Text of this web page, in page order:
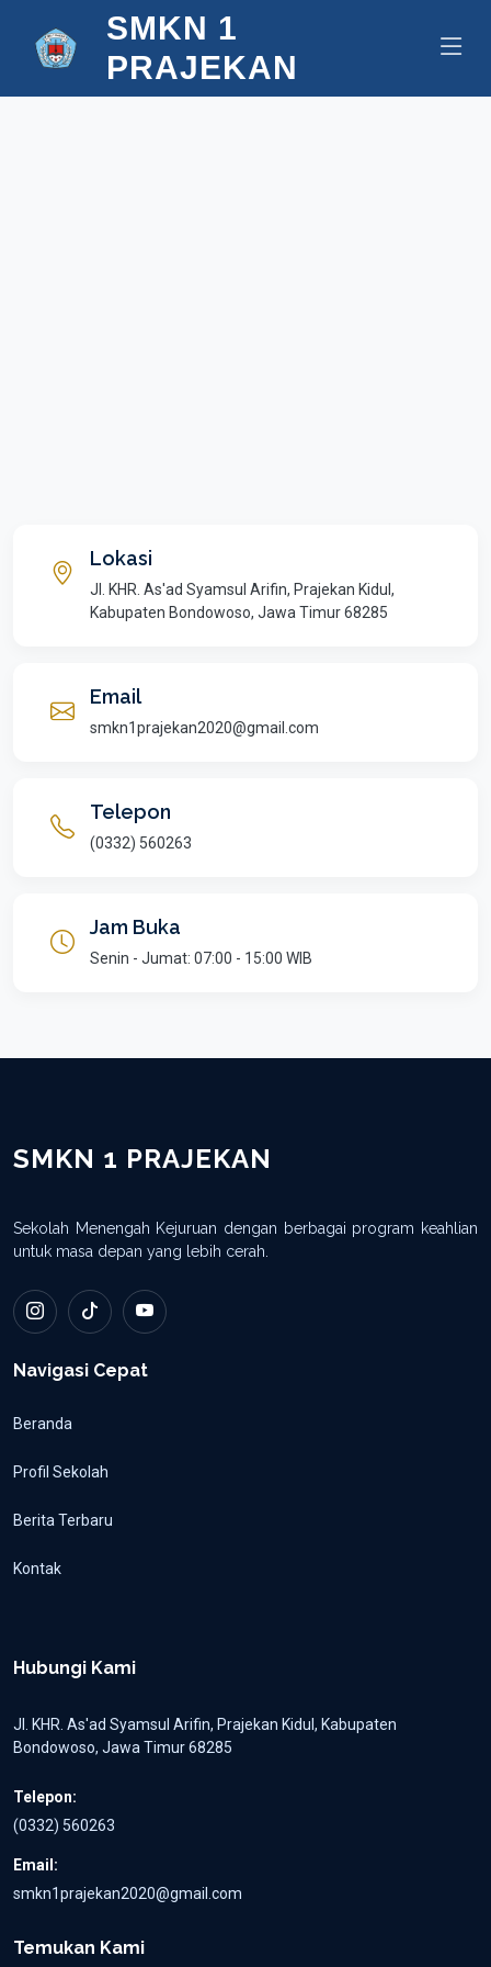
SMKN 1
PRAJEKAN
Lokasi
Jl. KHR. As'ad Syamsul Arifin, Prajekan Kidul,
Kabupaten Bondowoso, Jawa Timur 68285
Email
smkn1prajekan2020@gmail.com
Telepon
(0332) 560263
Jam Buka
Senin - Jumat: 07:00 - 15:00 WIB
SMKN 1 PRAJEKAN
Sekolah Menengah Kejuruan dengan berbagai program keahlian
untuk masa depan yang lebih cerah.
Navigasi Cepat
Beranda
Profil Sekolah
Berita Terbaru
Kontak
Hubungi Kami
Jl. KHR. As'ad Syamsul Arifin, Prajekan Kidul, Kabupaten
Bondowoso, Jawa Timur 68285
Telepon:
(0332) 560263
Email:
smkn1prajekan2020@gmail.com
Temukan Kami